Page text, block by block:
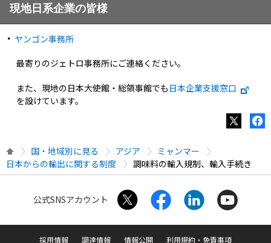
現地日系企業の皆様
ヤンゴン事務所
最寄りのジェトロ事務所にご連絡ください。
また、現地の日本大使館・総領事館でも 日本企業支援窓口
を設けています。
国・地域別に見る アジア
ミャンマー
日本からの輸出に関する制度
調味料の輸入規制、輸入手続き
公式SNSアカウント
採用情報 調達情報 情報公開 利用規約・免責事項